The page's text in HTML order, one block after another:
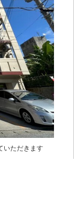
いただきます